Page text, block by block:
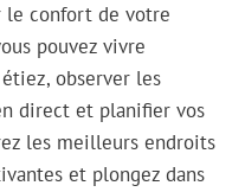
le confort de votre
pouvez vivre
observer les
direct et planifier vos
les meilleurs endroits
et plongez dans